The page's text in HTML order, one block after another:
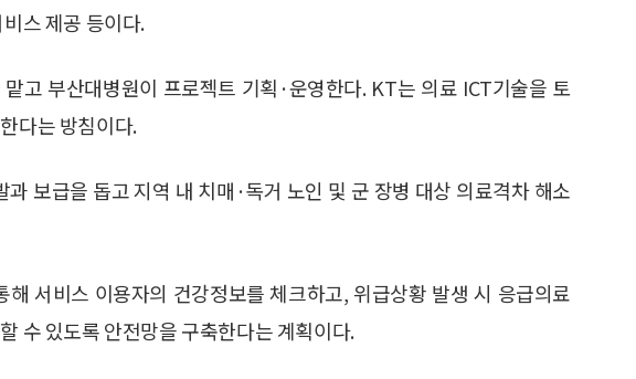
스 제공 등이다.
고 부산대병원이 프로젝트 기획·운영한다. KT는 의료 ICT기술을 토
다는 방침이다.
보급을 돕고 지역 내 치매·독거 노인 및 군 장병 대상 의료격차 해소
서비스 이용자의 건강정보를 체크하고, 위급상황 발생 시 응급의료
수 있도록 안전망을 구축한다는 계획이다.